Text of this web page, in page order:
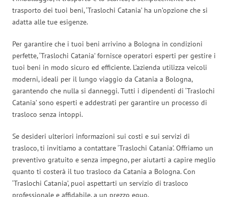
trasporto dei tuoi beni, ‘Traslochi Catania’ ha un’opzione che si
adatta alle tue esigenze.
Per garantire che i tuoi beni arrivino a Bologna in condizioni
perfette, ‘Traslochi Catania’ fornisce operatori esperti per gestire i
tuoi beni in modo sicuro ed efficiente. L’azienda utilizza veicoli
moderni, ideali per il lungo viaggio da Catania a Bologna,
garantendo che nulla si danneggi. Tutti i dipendenti di ‘Traslochi
Catania’ sono esperti e addestrati per garantire un processo di
trasloco senza intoppi.
Se desideri ulteriori informazioni sui costi e sui servizi di
trasloco, ti invitiamo a contattare ‘Traslochi Catania’. Offriamo un
preventivo gratuito e senza impegno, per aiutarti a capire meglio
quanto ti costerà il tuo trasloco da Catania a Bologna. Con
‘Traslochi Catania’, puoi aspettarti un servizio di trasloco
professionale e affidabile, a un prezzo equo.